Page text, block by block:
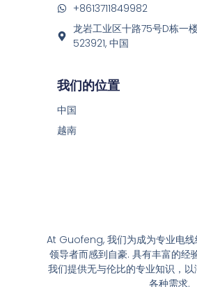
At Guofeng, 我们为成为专业电线
领导者而感到自豪. 具有丰富的经
我们提供无与伦比的专业知识，
各种需求.
+8613711849982
龙岩工业区十路75号D栋一
523921, 中国
我们的位置
中国
越南